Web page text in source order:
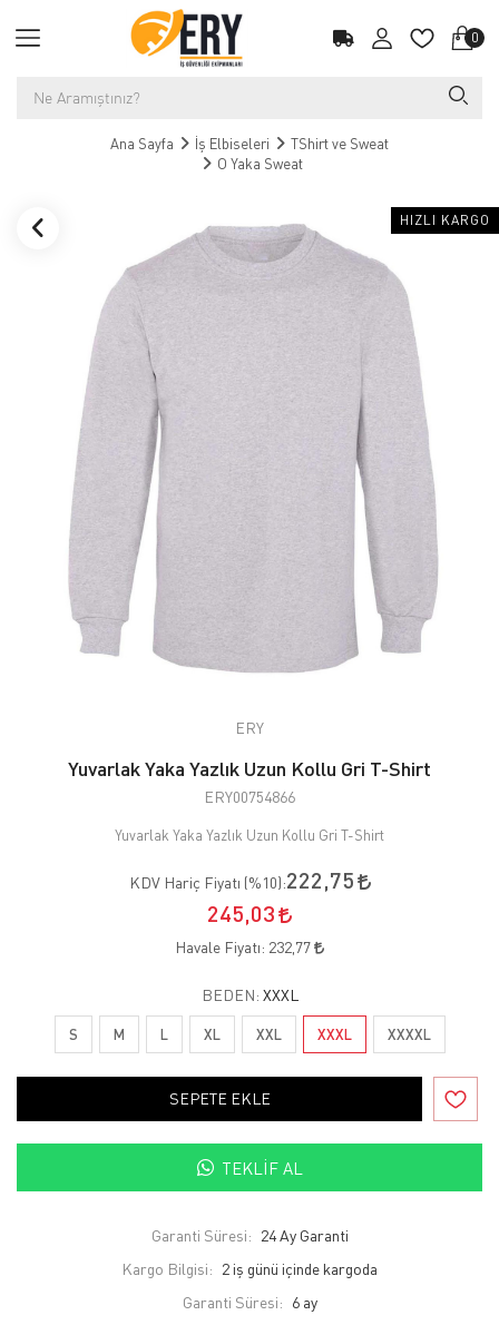
0
Ana Sayfa İş Elbiseleri
TShirt ve Sweat
O Yaka Sweat
HIZLI KARGO
ERY
Yuvarlak Yaka Yazlık Uzun Kollu Gri T-Shirt
ERY00754866
Yuvarlak Yaka Yazlık Uzun Kollu Gri T-Shirt
KDV Hariç Fiyatı (%10):222,75
245,03
Havale Fiyatı: 232,77
BEDEN: XXXL
S M L XL XXL XXXL XXXXL
SEPETE EKLE
TEKLIF AL
Garanti Süresi: 24 Ay Garanti
Kargo Bilgisi: 2 iş günü içinde kargoda
Garanti Süresi: 6 ay